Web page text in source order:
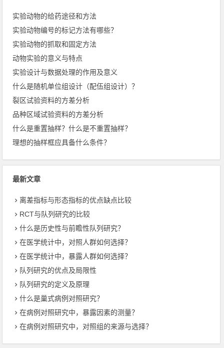
实验动物的给药途径和方法
实验动物编号的标记方法有哪些？
实验动物的抓取和固定方法
动物实验的意义与特点
实验设计与数据处理的作用及意义
什么是随机单位组设计（配伍组设计）？
裂区试验资料的方差分析
品种区域试验资料的方差分析
什么是重置抽样？什么是不重置抽样？
理想的抽样框应具备什么条件？
最新文章
离差指标与形态指标的优点缺点比较
RCT与队列研究的比较
什么是历史性与前瞻性队列研究？
在医学统计中，对照人群如何选择？
在医学统计中，暴露人群如何选择？
队列研究的优点及局限性
队列研究的定义及原理
什么是巢式病例对照研究？
在病例对照研究中，暴露因素的测量？
在病例对照研究中，对照组的来源与选择？